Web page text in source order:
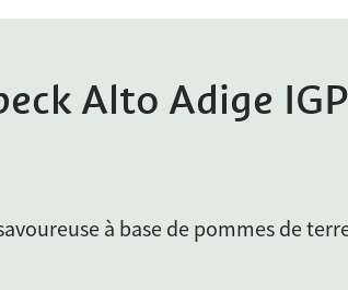
Alto Adige IGP
à base de pommes de